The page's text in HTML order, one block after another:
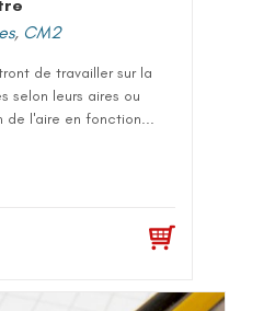
, CM2
de travailler sur la
selon leurs aires ou
de l'aire en fonction...